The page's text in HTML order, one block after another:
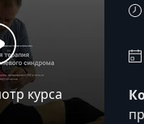
курса